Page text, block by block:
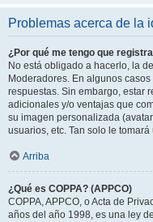
Problemas acerca de la
¿Por qué me tengo que
No está obligado a hacerlo, la
Moderadores. En algunos
respuestas. Sin embargo, estar
adicionales y/o ventajas que
su imagen personalizada
usuarios, etc. Tan solo le
Arriba
¿Qué es COPPA? (APPCO)
COPPA, APPCO, o Acta de
años del año 1998, es una ley